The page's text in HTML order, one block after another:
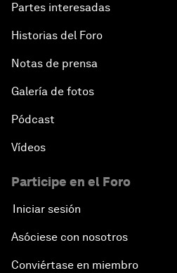
Partes interesadas
Historias del Foro
Notas de prensa
Galería de fotos
Pódcast
Vídeos
Participe en el Foro
Iniciar sesión
Asóciese con nosotros
Conviértase en miembro